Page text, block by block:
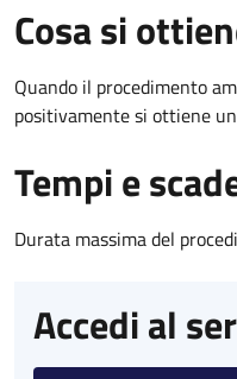
Cosa si
Quando il procedimento
positivamente si ottiene
Tempi e
Durata massima del
Accedi al